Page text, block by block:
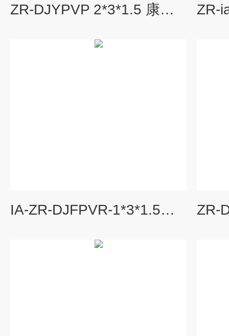
ZR-DJYPVP 2*3*1.5 康缆计算机屏蔽电缆
IA-ZR-DJFPVR-1*3*1.5本安计算机电缆